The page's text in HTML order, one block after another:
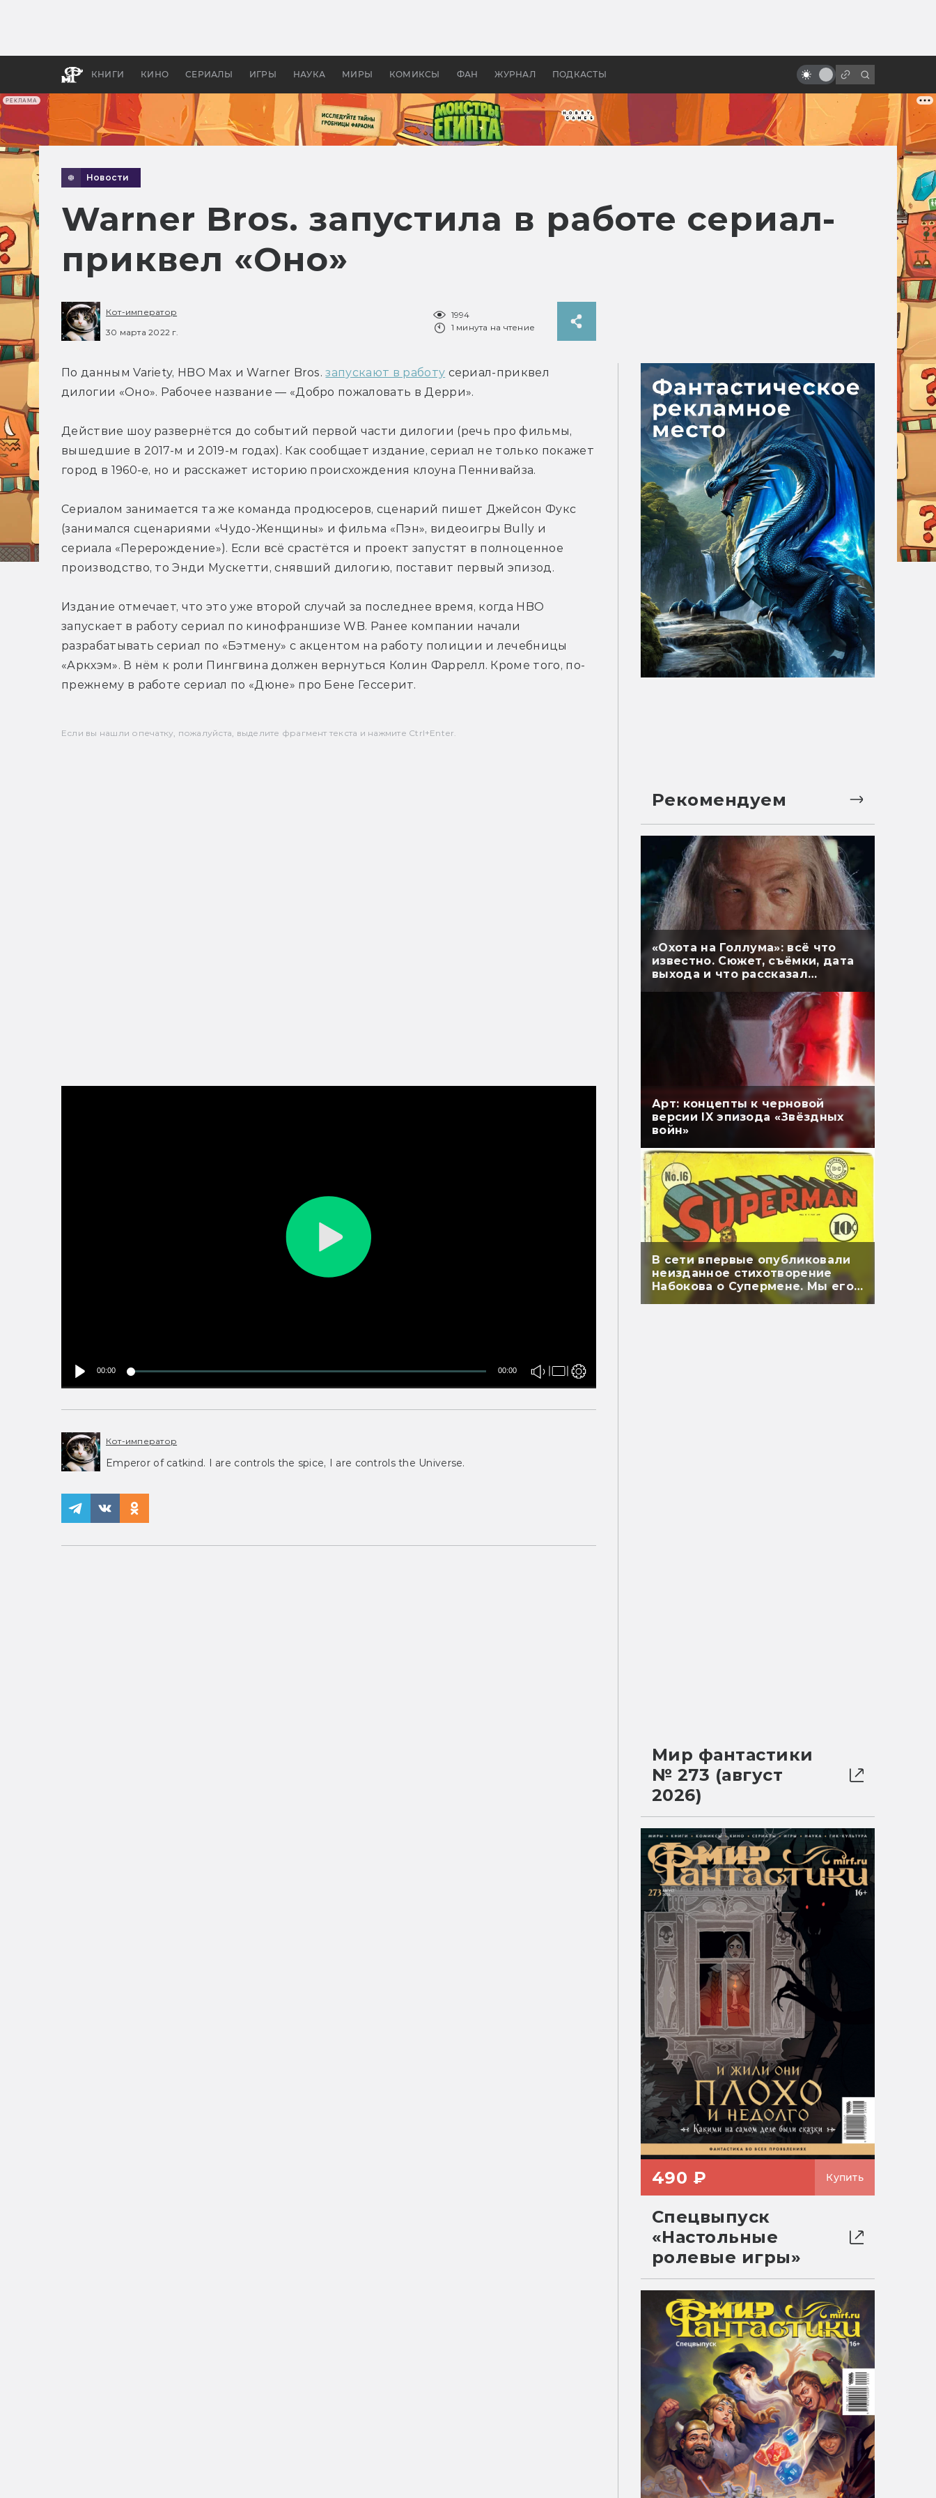
РЕКЛАМА
КНИГИ КИНО СЕРИАЛЫ ИГРЫ НАУКА МИРЫ КОМИКСЫ ФАН ЖУРНАЛ ПОДКАСТЫ
бы «Властелина колец»
Древней Грецией
кого он играл кроме Люка?
Новости
Warner Bros. запустила в работе сериал-
приквел «Оно»
Кот-император
30 марта 2022 г.
1994
1 минута на чтение
По данным Variety, HBO Max и Warner Bros. запускают в работу сериал-приквел
дилогии «Оно». Рабочее название — «Добро пожаловать в Дерри».
Действие шоу развернётся до событий первой части дилогии (речь про фильмы,
вышедшие в 2017-м и 2019-м годах). Как сообщает издание, сериал не только покажет
город в 1960-е, но и расскажет историю происхождения клоуна Пеннивайза.
Сериалом занимается та же команда продюсеров, сценарий пишет Джейсон Фукс
(занимался сценариями «Чудо-Женщины» и фильма «Пэн», видеоигры Bully и
сериала «Перерождение»). Если всё срастётся и проект запустят в полноценное
производство, то Энди Мускетти, снявший дилогию, поставит первый эпизод.
Издание отмечает, что это уже второй случай за последнее время, когда HBO
запускает в работу сериал по кинофраншизе WB. Ранее компании начали
разрабатывать сериал по «Бэтмену» с акцентом на работу полиции и лечебницы
«Аркхэм». В нём к роли Пингвина должен вернуться Колин Фаррелл. Кроме того, по-
прежнему в работе сериал по «Дюне» про Бене Гессерит.
Если вы нашли опечатку, пожалуйста, выделите фрагмент текста и нажмите Ctrl+Enter.
00:00 00:00
Кот-император
Emperor of catkind. I are controls the spice, I are controls the Universe.
Рекомендуем
«Охота на Голлума»: всё что
известно. Сюжет, съёмки, дата
выхода и что рассказал
Арт: концепты к черновой
версии IX эпизода «Звёздных
войн»
В сети впервые опубликовали
неизданное стихотворение
Набокова о Супермене. Мы его
перевели
Мир фантастики
№ 273 (август
2026)
490 ₽ Купить
Спецвыпуск
«Настольные
ролевые игры»